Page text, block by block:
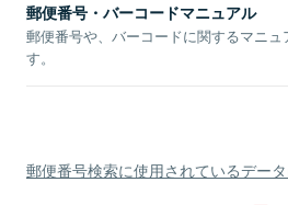
郵便番号・バーコードマニュアル
郵便番号や、バーコードに関するマニュ
す。
郵便番号検索に使用されているデー